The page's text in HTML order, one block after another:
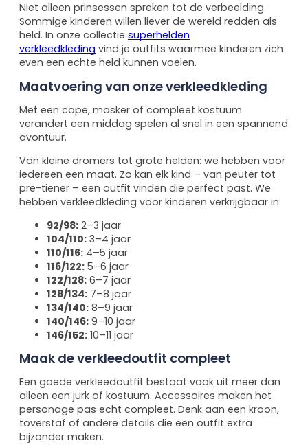
Niet alleen prinsessen spreken tot de verbeelding.
Sommige kinderen willen liever de wereld redden als
held. In onze collectie superhelden
verkleedkleding vind je outfits waarmee kinderen zich
even een echte held kunnen voelen.
Maatvoering van onze verkleedkleding
Met een cape, masker of compleet kostuum
verandert een middag spelen al snel in een spannend
avontuur.
Van kleine dromers tot grote helden: we hebben voor
iedereen een maat. Zo kan elk kind – van peuter tot
pre-tiener – een outfit vinden die perfect past. We
hebben verkleedkleding voor kinderen verkrijgbaar in:
92/98: 2–3 jaar
104/110: 3–4 jaar
110/116: 4–5 jaar
116/122: 5–6 jaar
122/128: 6–7 jaar
128/134: 7–8 jaar
134/140: 8–9 jaar
140/146: 9–10 jaar
146/152: 10–11 jaar
Maak de verkleedoutfit compleet
Een goede verkleedoutfit bestaat vaak uit meer dan
alleen een jurk of kostuum. Accessoires maken het
personage pas echt compleet. Denk aan een kroon,
toverstaf of andere details die een outfit extra
bijzonder maken.